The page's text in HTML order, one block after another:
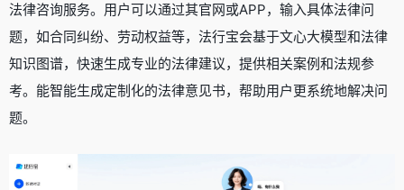
法律咨询服务。用户可以通过其官网或APP，输入具体法律问
题，如合同纠纷、劳动权益等，法行宝会基于文心大模型和法律
知识图谱，快速生成专业的法律建议，提供相关案例和法规参
考。能智能生成定制化的法律意见书，帮助用户更系统地解决问
题。